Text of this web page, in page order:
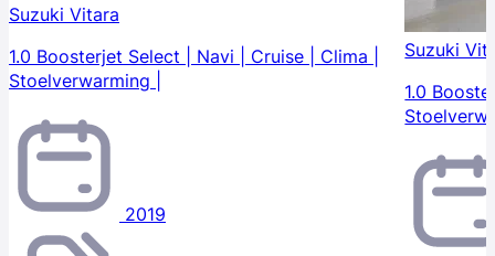
Suzuki Vitara
1.0 Boosterjet Select | Navi | Cruise | Clima |
Stoelverwarming |
2019
Suzuki
1.0